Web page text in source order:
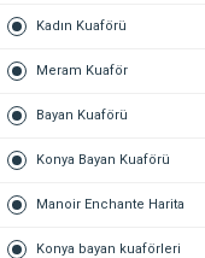
Kadın Kuaförü
Meram Kuaför
Bayan Kuaförü
Konya Bayan Kuaförü
Manoir Enchante Harita
Konya bayan kuaförleri